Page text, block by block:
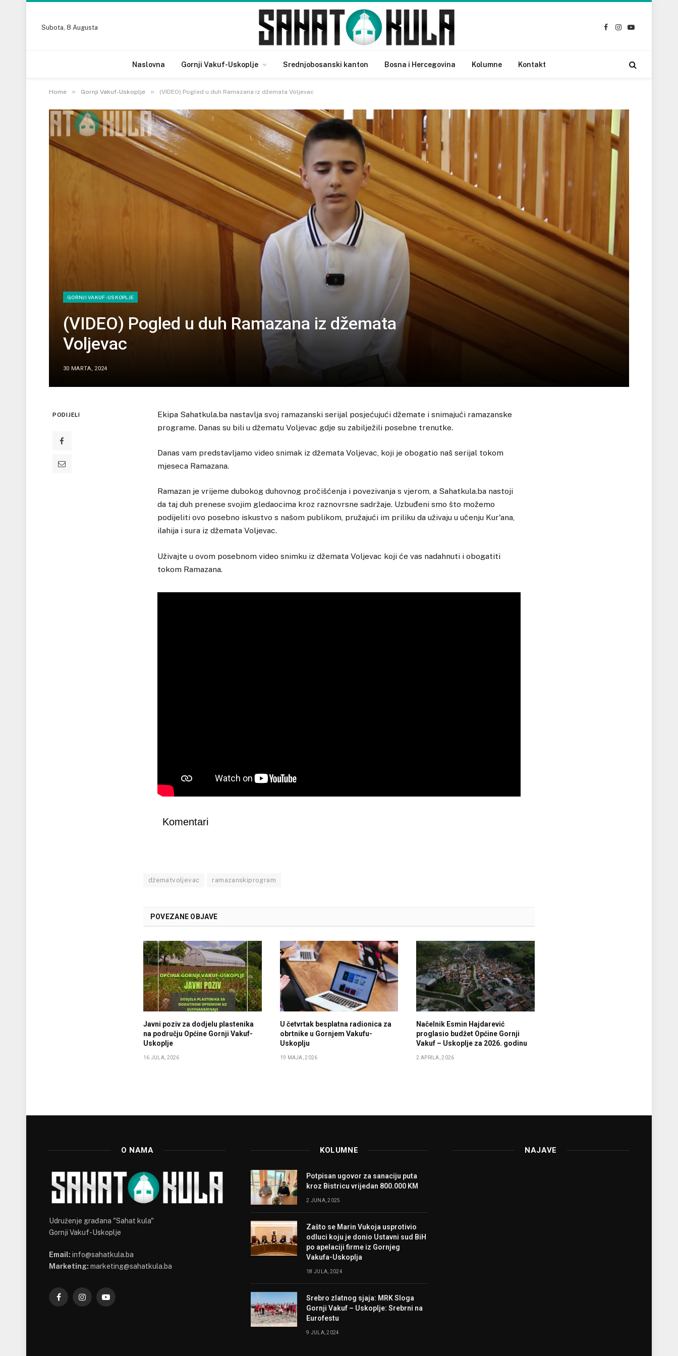
Subota, 8 Augusta
Facebook
Instagram
YouTube
Naslovna Gornji Vakuf-Uskoplje Srednjobosanski kanton Bosna i Hercegovina Kolumne Kontakt
Home » Gornji Vakuf-Uskoplje » (VIDEO) Pogled u duh Ramazana iz džemata Voljevac
GORNJI VAKUF-USKOPLJE
(VIDEO) Pogled u duh Ramazana iz džemata
Voljevac
30 MARTA, 2024
PODIJELI
Ekipa Sahatkula.ba nastavlja svoj ramazanski serijal posjećujući džemate i snimajući ramazanske
programe. Danas su bili u džematu Voljevac gdje su zabilježili posebne trenutke.
Danas vam predstavljamo video snimak iz džemata Voljevac, koji je obogatio naš serijal tokom
mjeseca Ramazana.
Ramazan je vrijeme dubokog duhovnog pročišćenja i povezivanja s vjerom, a Sahatkula.ba nastoji
da taj duh prenese svojim gledaocima kroz raznovrsne sadržaje. Uzbuđeni smo što možemo
podijeliti ovo posebno iskustvo s našom publikom, pružajući im priliku da uživaju u učenju Kur'ana,
ilahija i sura iz džemata Voljevac.
Uživajte u ovom posebnom video snimku iz džemata Voljevac koji će vas nadahnuti i obogatiti
tokom Ramazana.
Komentari
džematvoljevac ramazanskiprogram
POVEZANE OBJAVE
Javni poziv za dodjelu plastenika
na području Općine Gornji Vakuf-
Uskoplje
16 JULA, 2026
U četvrtak besplatna radionica za
obrtnike u Gornjem Vakufu-
Uskoplju
19 MAJA, 2026
Načelnik Esmin Hajdarević
proglasio budžet Općine Gornji
Vakuf – Uskoplje za 2026. godinu
2 APRILA, 2026
O NAMA
Udruženje građana "Sahat kula"
Gornji Vakuf-Uskoplje
Email: info@sahatkula.ba
Marketing: marketing@sahatkula.ba
FacebookInstagramYouTube
KOLUMNE
Potpisan ugovor za sanaciju puta
kroz Bistricu vrijedan 800.000 KM
2 JUNA, 2025
Zašto se Marin Vukoja usprotivio
odluci koju je donio Ustavni sud BiH
po apelaciji firme iz Gornjeg
Vakufa-Uskoplja
18 JULA, 2024
Srebro zlatnog sjaja: MRK Sloga
Gornji Vakuf – Uskoplje: Srebrni na
Eurofestu
9 JULA, 2024
NAJAVE